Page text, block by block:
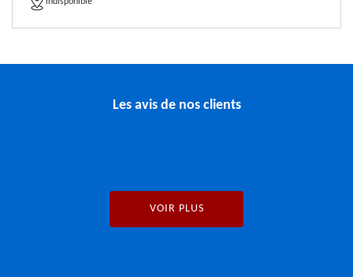
Les avis de nos clients
VOIR PLUS